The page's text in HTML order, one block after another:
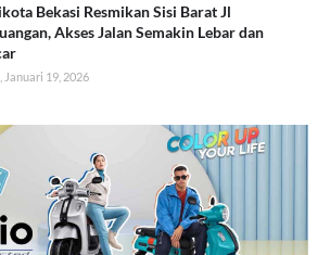
Bekasi Resmikan Sisi Barat Jl
Akses Jalan Semakin Lebar dan
Januari 19, 2026